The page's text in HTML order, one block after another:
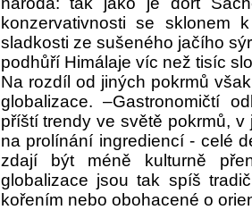
konzervativnosti se sklonem
sladkosti ze sušeného jačího
podhůří Himálaje víc než tisíc
Na rozdíl od jiných pokrmů
globalizace. –Gastronomičtí
příští trendy ve světě pokrmů,
na prolínání ingrediencí - celé
zdají být méně kulturně
globalizace jsou tak spíš
kořením nebo obohacené o